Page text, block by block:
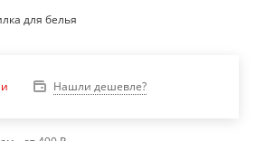
для белья
Нашли дешевле?